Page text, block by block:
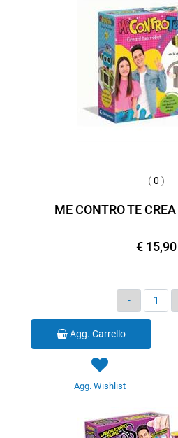
(0 )
ME CONTRO TE
€ 15,90
Agg. Carrello
Agg. Wishlist